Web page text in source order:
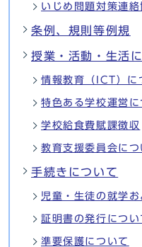
いじめ問題対策連絡
条例、規則等例規
授業・活動・生活
情報教育（ICT）に
特色ある学校運営に
学校給食費賦課徴収
教育支援委員会につ
手続きについて
児童・生徒の就学
証明書の発行につい
準要保護について